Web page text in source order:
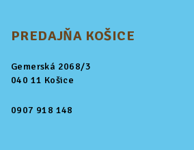
PREDAJŇA KOŠICE
Gemerská 2068/3
040 11 Košice
0907 918 148